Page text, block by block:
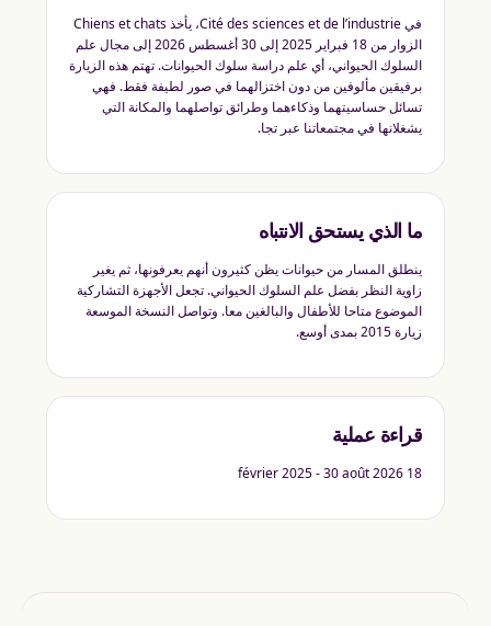
في Cité des sciences et de l’industrie، يأخذ Chiens et chats
الزوار من 18 فبراير 2025 إلى 30 أغسطس 2026 إلى مجال علم
السلوك الحيواني، أي علم دراسة سلوك الحيوانات. تهتم هذه الزيارة
برفيقين مألوفين من دون اختزالهما في صور لطيفة فقط. فهي
تسائل حساسيتهما وذكاءهما وطرائق تواصلهما والمكانة التي
يشغلانها في مجتمعاتنا عبر تجا.
ما الذي يستحق الانتباه
ينطلق المسار من حيوانات يظن كثيرون أنهم يعرفونها، ثم يغير
زاوية النظر بفضل علم السلوك الحيواني. تجعل الأجهزة التشاركية
الموضوع متاحا للأطفال والبالغين معا. وتواصل النسخة الموسعة
زيارة 2015 بمدى أوسع.
قراءة عملية
18 février 2025 - 30 août 2026